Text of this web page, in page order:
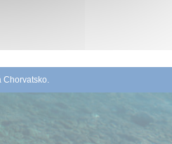
Chorvatsko.